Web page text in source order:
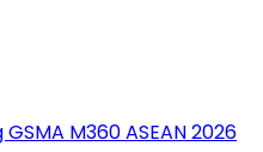
M360 ASEAN 2026